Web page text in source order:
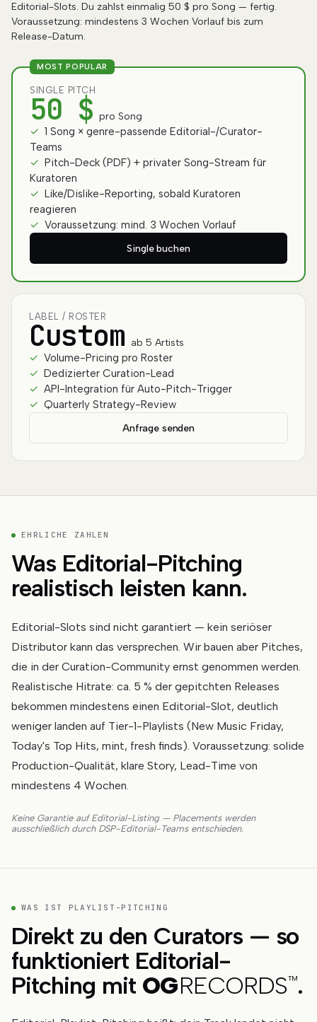
Editorial-Slots. Du zahlst einmalig 50 $ pro Song — fertig.
Voraussetzung: mindestens 3 Wochen Vorlauf bis zum
Release-Datum.
MOST POPULAR
SINGLE PITCH
50 $ pro Song
✓ 1 Song × genre-passende Editorial-/Curator-
Teams
✓
Pitch-Deck (PDF) + privater Song-Stream für
Kuratoren
✓
Like/Dislike-Reporting, sobald Kuratoren
reagieren
✓ Voraussetzung: mind. 3 Wochen Vorlauf
Single buchen
LABEL / ROSTER
Custom ab 5 Artists
✓ Volume-Pricing pro Roster
✓
Dedizierter Curation-Lead
✓ API-Integration für Auto-Pitch-Trigger
✓ Quarterly Strategy-Review
Anfrage senden
EHRLICHE ZAHLEN
Was Editorial-Pitching
realistisch leisten kann.
Editorial-Slots sind nicht garantiert — kein seriöser
Distributor kann das versprechen. Wir bauen aber Pitches,
die in der Curation-Community ernst genommen werden.
Realistische Hitrate: ca. 5 % der gepitchten Releases
bekommen mindestens einen Editorial-Slot, deutlich
weniger landen auf Tier-1-Playlists (New Music Friday,
Today's Top Hits, mint, fresh finds). Voraussetzung: solide
Production-Qualität, klare Story, Lead-Time von
mindestens 4 Wochen.
Keine Garantie auf Editorial-Listing — Placements werden
ausschließlich durch DSP-Editorial-Teams entschieden.
WAS IST PLAYLIST-PITCHING
Direkt zu den Curators — so
funktioniert Editorial-
Pitching mit OGRECORDS™.